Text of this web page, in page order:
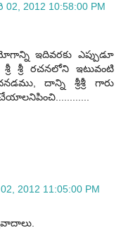
02, 2012 10:58:00 PM
ఇదివరకు ఎప్పుడూ
శ్రీ రచనలోని ఇటువంటి
దాన్ని శ్రీశ్రీ గారు
2012 11:05:00 PM